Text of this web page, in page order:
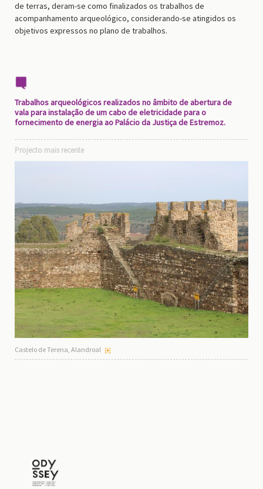
de terras, deram-se como finalizados os trabalhos de
acompanhamento arqueológico, considerando-se atingidos os
objetivos expressos no plano de trabalhos.
Trabalhos arqueológicos realizados no âmbito de abertura de
vala para instalação de um cabo de eletricidade para o
fornecimento de energia ao Palácio da Justiça de Estremoz.
Projecto mais recente
Castelo de Terena, Alandroal